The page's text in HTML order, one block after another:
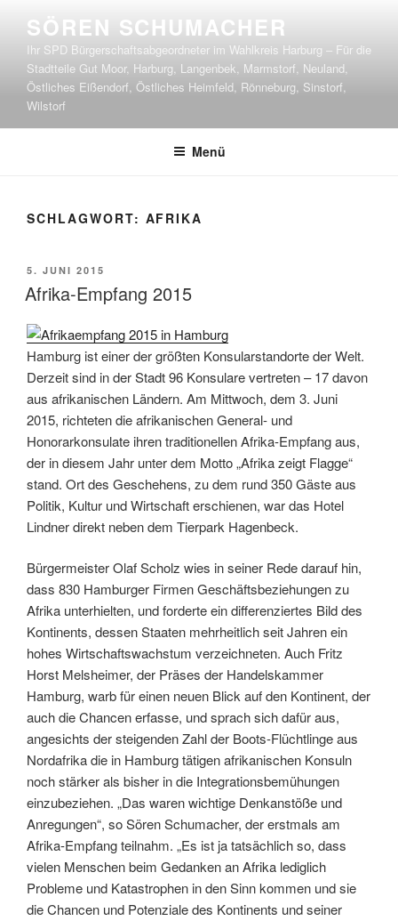
Inhalt
springen
SÖREN SCHUMACHER
Ihr SPD Bürgerschaftsabgeordneter im Wahlkreis Harburg – Für die
Stadtteile Gut Moor, Harburg, Langenbek, Marmstorf, Neuland,
Östliches Eißendorf, Östliches Heimfeld, Rönneburg, Sinstorf,
Wilstorf
Menü
SCHLAGWORT: AFRIKA
VERÖFFENTLICHT
AM
5. JUNI 2015
Afrika-Empfang 2015
Hamburg ist einer der größten Konsularstandorte der Welt.
Derzeit sind in der Stadt 96 Konsulare vertreten – 17 davon
aus afrikanischen Ländern. Am Mittwoch, dem 3. Juni
2015, richteten die afrikanischen General- und
Honorarkonsulate ihren traditionellen Afrika-Empfang aus,
der in diesem Jahr unter dem Motto „Afrika zeigt Flagge“
stand. Ort des Geschehens, zu dem rund 350 Gäste aus
Politik, Kultur und Wirtschaft erschienen, war das Hotel
Lindner direkt neben dem Tierpark Hagenbeck.
Bürgermeister Olaf Scholz wies in seiner Rede darauf hin,
dass 830 Hamburger Firmen Geschäftsbeziehungen zu
Afrika unterhielten, und forderte ein differenziertes Bild des
Kontinents, dessen Staaten mehrheitlich seit Jahren ein
hohes Wirtschaftswachstum verzeichneten. Auch Fritz
Horst Melsheimer, der Präses der Handelskammer
Hamburg, warb für einen neuen Blick auf den Kontinent, der
auch die Chancen erfasse, und sprach sich dafür aus,
angesichts der steigenden Zahl der Boots-Flüchtlinge aus
Nordafrika die in Hamburg tätigen afrikanischen Konsuln
noch stärker als bisher in die Integrationsbemühungen
einzubeziehen. „Das waren wichtige Denkanstöße und
Anregungen“, so Sören Schumacher, der erstmals am
Afrika-Empfang teilnahm. „Es ist ja tatsächlich so, dass
vielen Menschen beim Gedanken an Afrika lediglich
Probleme und Katastrophen in den Sinn kommen und sie
die Chancen und Potenziale des Kontinents und seiner